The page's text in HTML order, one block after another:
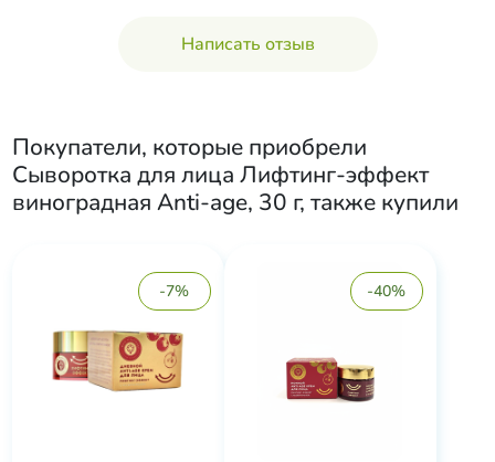
Написать отзыв
Покупатели, которые приобрели
Сыворотка для лица Лифтинг-эффект
виноградная Anti-age, 30 г, также купили
-7% -40%